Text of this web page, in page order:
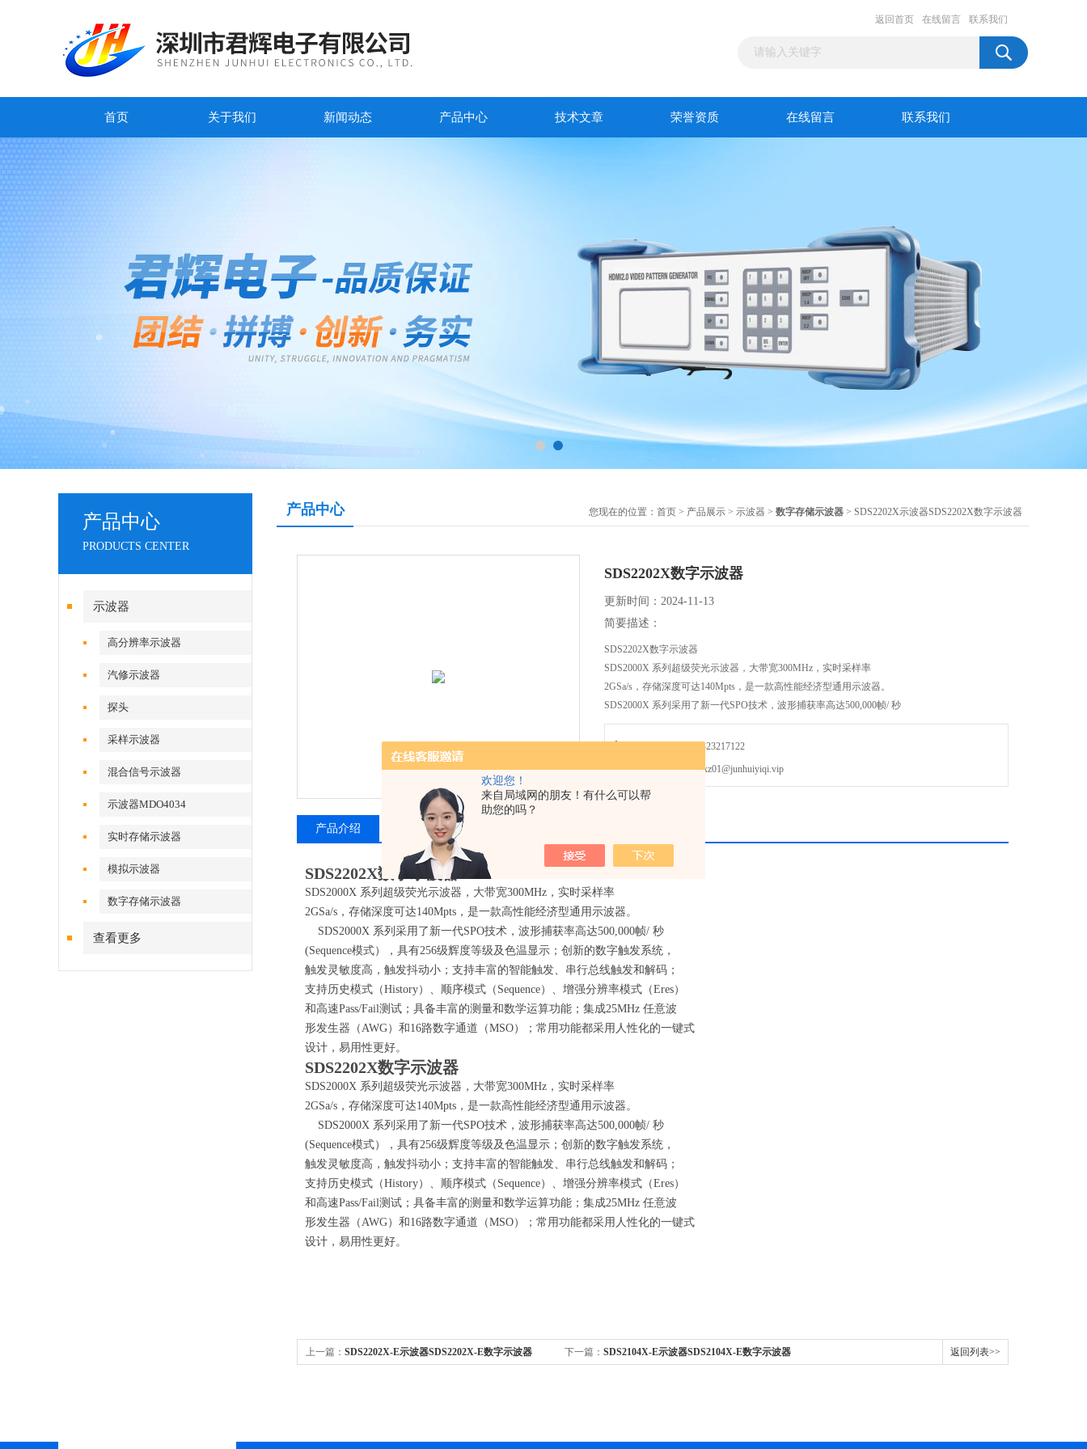
欢迎您！
来自局域网的朋友！有什么可以帮
助您的吗？
返回首页 在线留言 联系我们
首页 关于我们 新闻动态 产品中心 技术文章 荣誉资质 在线留言 联系我们
产品中心
PRODUCTS CENTER
示波器
高分辨率示波器
汽修示波器
探头
采样示波器
混合信号示波器
示波器MDO4034
实时存储示波器
模拟示波器
数字存储示波器
查看更多
产品中心 您现在的位置： 首页 > 产品展示 > 示波器 > 数字存储示波器 > SDS2202X示波器SDS2202X数字示波器
SDS2202X数字示波器
更新时间：2024-11-13
简要描述：
SDS2202X数字示波器
SDS2000X 系列超级荧光示波器，大带宽300MHz，实时采样率
2GSa/s，存储深度可达140Mpts，是一款高性能经济型通用示波器。
SDS2000X 系列采用了新一代SPO技术，波形捕获率高达500,000帧/ 秒
（Sequence模式），具有256级辉度等级及色温显示；创新的数字触发系统，
触发灵敏度高，触发抖动小；支持丰富的智能触发、串行总
免费咨询：0755-23217122
发邮件给我们：xz01@junhuiyiqi.vip
产品介绍 相关产品
SDS2202X数字示波器
SDS2000X 系列超级荧光示波器，大带宽300MHz，实时采样率
2GSa/s，存储深度可达140Mpts，是一款高性能经济型通用示波器。
SDS2000X 系列采用了新一代SPO技术，波形捕获率高达500,000帧/ 秒
(Sequence模式），具有256级辉度等级及色温显示；创新的数字触发系统，
触发灵敏度高，触发抖动小；支持丰富的智能触发、串行总线触发和解码；
支持历史模式（History）、顺序模式（Sequence）、增强分辨率模式（Eres）
和高速Pass/Fail测试；具备丰富的测量和数学运算功能；集成25MHz 任意波
形发生器（AWG）和16路数字通道（MSO）；常用功能都采用人性化的一键式
设计，易用性更好。
SDS2202X数字示波器
SDS2000X 系列超级荧光示波器，大带宽300MHz，实时采样率
2GSa/s，存储深度可达140Mpts，是一款高性能经济型通用示波器。
SDS2000X 系列采用了新一代SPO技术，波形捕获率高达500,000帧/ 秒
(Sequence模式），具有256级辉度等级及色温显示；创新的数字触发系统，
触发灵敏度高，触发抖动小；支持丰富的智能触发、串行总线触发和解码；
支持历史模式（History）、顺序模式（Sequence）、增强分辨率模式（Eres）
和高速Pass/Fail测试；具备丰富的测量和数学运算功能；集成25MHz 任意波
形发生器（AWG）和16路数字通道（MSO）；常用功能都采用人性化的一键式
设计，易用性更好。
上一篇： SDS2202X-E示波器SDS2202X-E数字示波器 下一篇： SDS2104X-E示波器SDS2104X-E数字示波器 返回列表>>